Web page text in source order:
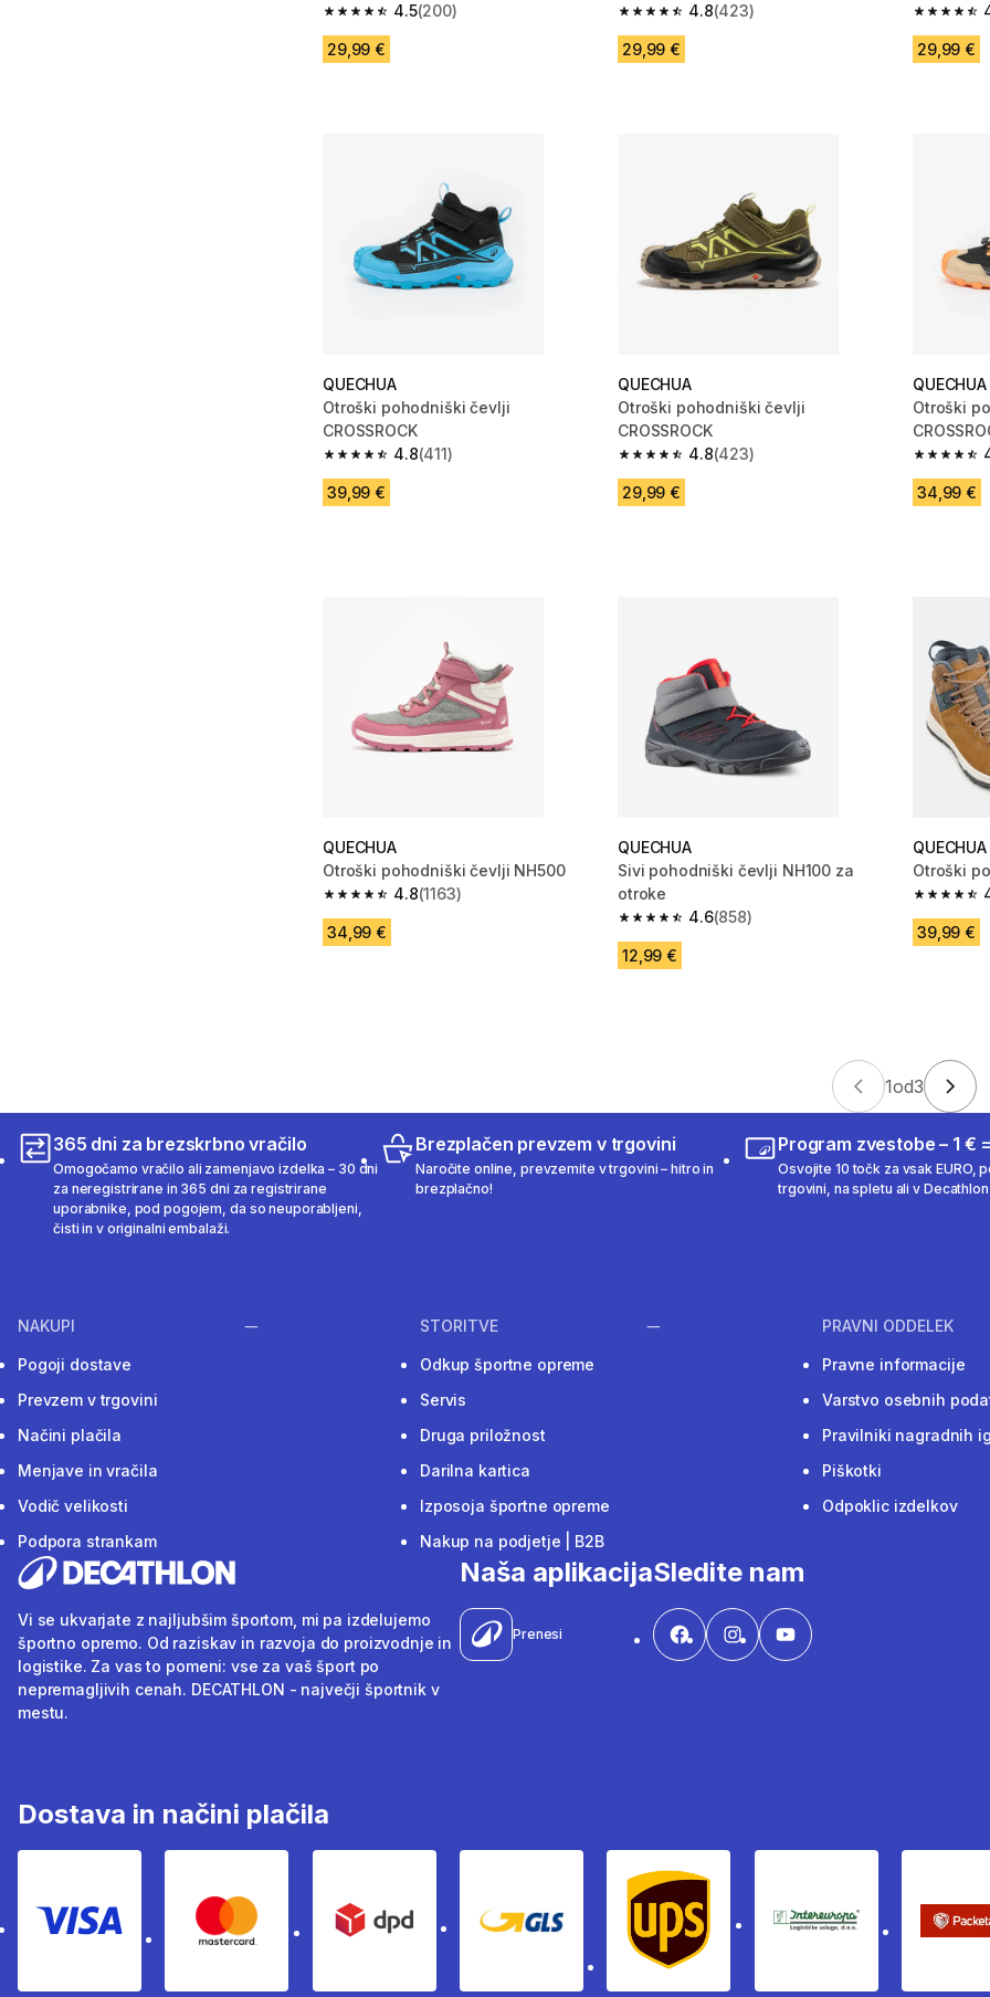
4.5
4.5 od 5 zvezdic from 200 ocene
(200)
29,99 €
4.8
4.8 od 5 zvezdic from 423 ocene
(423)
29,99 €
4.5 od 5
29,99 €
QUECHUA
Otroški pohodniški čevlji
CROSSROCK
4.8
4.8 od 5 zvezdic from 411 ocene
(411)
39,99 €
QUECHUA
Otroški pohodniški čevlji
CROSSROCK
4.8
4.8 od 5 zvezdic from 423 ocene
(423)
29,99 €
QUECHUA
Otroški
4.6 od 5
34,99 €
QUECHUA
Otroški pohodniški čevlji NH500
4.8
4.8 od 5 zvezdic from 1163 ocene
(1163)
34,99 €
QUECHUA
Sivi pohodniški čevlji NH100 za
otroke
4.6
4.6 od 5 zvezdic from 858 ocene
(858)
12,99 €
QUECHUA
Otroški
4.8 od 5
39,99 €
1od3
365 dni za brezskrbno vračilo
Omogočamo vračilo ali zamenjavo izdelka – 30 dni
za neregistrirane in 365 dni za registrirane
uporabnike, pod pogojem, da so neuporabljeni,
čisti in v originalni embalaži.
Brezplačen prevzem v trgovini
Naročite online, prevzemite v trgovini – hitro in
brezplačno!
Program zvestobe – 1 €
Osvojite 10 točk za vsak EURO,
trgovini, na spletu ali v
NAKUPI
Pogoji dostave
Prevzem v trgovini
Načini plačila
Menjave in vračila
Vodič velikosti
Podpora strankam
STORITVE
Odkup športne opreme
Servis
Druga priložnost
Darilna kartica
Izposoja športne opreme
Nakup na podjetje | B2B
PRAVNI ODDELEK
Pravne informacije
Varstvo osebnih
Pravilniki nagradnih
Piškotki
Odpoklic izdelkov
Vi se ukvarjate z najljubšim športom, mi pa izdelujemo
športno opremo. Od raziskav in razvoja do proizvodnje in
logistike. Za vas to pomeni: vse za vaš šport po
nepremagljivih cenah. DECATHLON - največji športnik v
mestu.
Naša aplikacija
Prenesi
Sledite nam
Dostava in načini plačila
Visa Mastercard Dpd Gls Ups Intereuropa